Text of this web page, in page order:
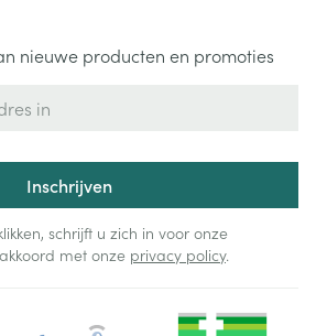
nieuwe producten en promoties
Inschrijven
schrijft u zich in voor onze
met onze privacy policy.